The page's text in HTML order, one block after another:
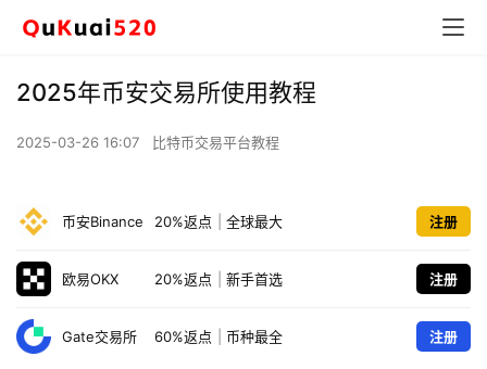
2025年币安交易所使用教程
2025-03-26 16:07 比特币交易平台教程
币安Binance 20%返点 全球最大 注册
欧易OKX 20%返点 新手首选 注册
Gate交易所 60%返点 币种最全 注册